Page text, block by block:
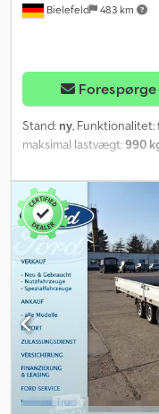
Bielefeld 483 km
Forespørge
Stand: ny, Funktionalitet:
maksimal lastvægt:990
læsningsbredde:1.500
*NYT KØRETØJ* Hapert
totalvægt 510 kg
x 1.500 mm Samlet mål:
mm 1 aksel 14" dæk 15
Multiplex bund med
belysning med kontakt
manøvreringshåndtag
monteret Bremset
lang Låg med løfte-
trailer i bytte – kontakt
køretøjsdata til os.
leveres. Prisen er 1,60